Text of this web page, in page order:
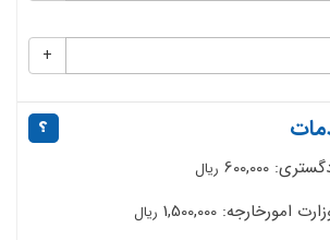
+
600,000 ریال
1,500,000 ریال